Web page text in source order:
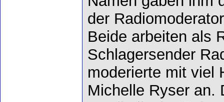
der
Beide arbeiten als
Schlagersender
moderierte mit viel
Michelle Ryser an.